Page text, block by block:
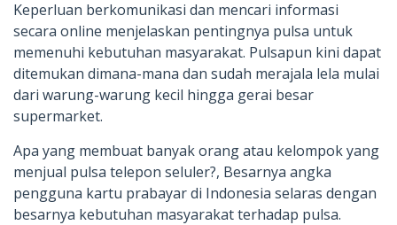
Keperluan berkomunikasi dan mencari informasi
secara online menjelaskan pentingnya pulsa untuk
memenuhi kebutuhan masyarakat. Pulsapun kini dapat
ditemukan dimana-mana dan sudah merajala lela mulai
dari warung-warung kecil hingga gerai besar
supermarket.
Apa yang membuat banyak orang atau kelompok yang
menjual pulsa telepon seluler?, Besarnya angka
pengguna kartu prabayar di Indonesia selaras dengan
besarnya kebutuhan masyarakat terhadap pulsa.